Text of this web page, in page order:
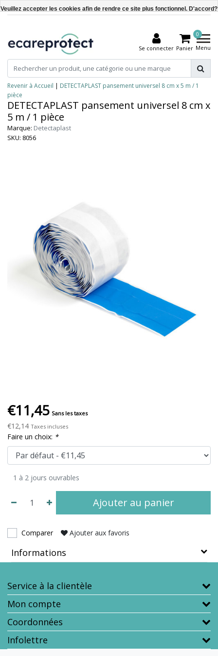
Se connecter
0
Panier Menu
Revenir à Accueil | DETECTAPLAST pansement universel 8 cm x 5 m / 1
pièce
DETECTAPLAST pansement universel 8 cm x
5 m / 1 pièce
Marque: Detectaplast
SKU: 8056
€11,45 Sans les taxes
€12,14 Taxes incluses
Faire un choix: *
1 à 2 jours ouvrables
Ajouter au panier
Comparer Ajouter aux favoris
Informations
Service à la clientèle
Mon compte
Coordonnées
Infolettre
Veuillez accepter les cookies afin de rendre ce site plus fonctionnel. D'accord?